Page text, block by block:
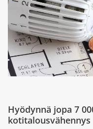
Hyödynnä jopa 7
kotitalousvähennys